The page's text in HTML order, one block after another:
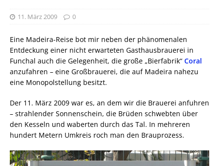
11. März 2009 0
Eine Madeira-Reise bot mir neben der phänomenalen
Entdeckung einer nicht erwarteten Gasthausbrauerei in
Funchal auch die Gelegenheit, die große „Bierfabrik“ Coral
anzufahren – eine Großbrauerei, die auf Madeira nahezu
eine Monopolstellung besitzt.
Der 11. März 2009 war es, an dem wir die Brauerei anfuhren
– strahlender Sonnenschein, die Brüden schwebten über
den Kesseln und waberten durch das Tal. In mehreren
hundert Metern Umkreis roch man den Brauprozess.